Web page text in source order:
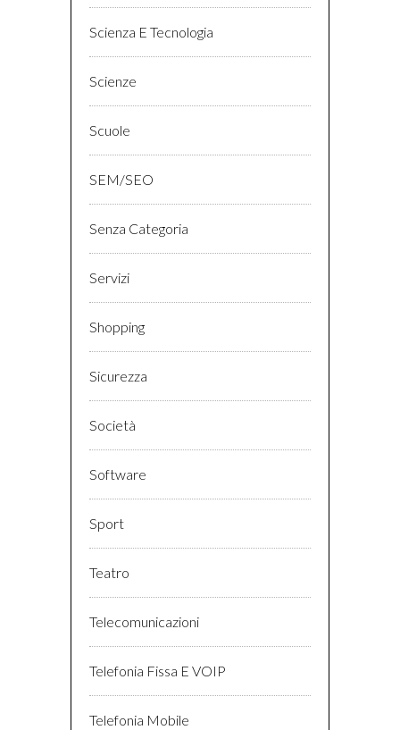
Scienza E Tecnologia
Scienze
Scuole
SEM/SEO
Senza Categoria
Servizi
Shopping
Sicurezza
Società
Software
Sport
Teatro
Telecomunicazioni
Telefonia Fissa E VOIP
Telefonia Mobile